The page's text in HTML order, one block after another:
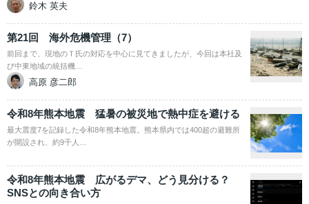
鈴木 英夫
第21回 海外危機管理（7）
前回まで、現地のＴ氏の対応を中心に見てきましたが、今回は本社及
び中東地域の統括機…
高原 彦二郎
令和8年熊本地震 猛暑の被災地で熱中症を避ける
最大震度7を記録した令和8年熊本地震。熊本県内では400超の避難所
が開設され、約9千人…
令和8年熊本地震 広がるデマ、どう見分ける？
SNSとの向き合い方